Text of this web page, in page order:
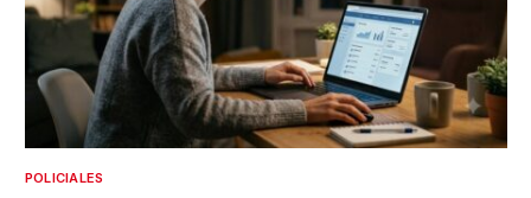
POLICIALES